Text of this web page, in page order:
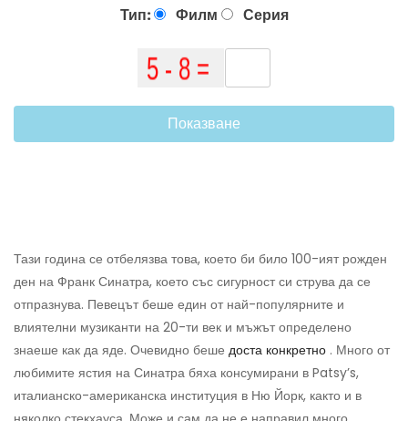
Тип: Филм Серия
Показване
Тази година се отбелязва това, което би било 100-ият рожден
ден на Франк Синатра, което със сигурност си струва да се
отпразнува. Певецът беше един от най-популярните и
влиятелни музиканти на 20-ти век и мъжът определено
знаеше как да яде. Очевидно беше доста конкретно . Много от
любимите ястия на Синатра бяха консумирани в Patsy’s,
италианско-американска институция в Ню Йорк, както и в